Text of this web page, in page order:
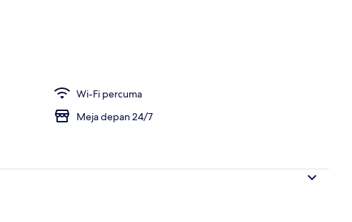
Wi-Fi percuma
Meja depan 24/7